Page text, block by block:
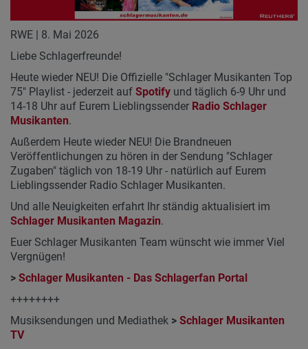
RWE | 8. Mai 2026
Liebe Schlagerfreunde!
Heute wieder NEU! Die Offizielle "Schlager Musikanten Top
75" Playlist - jederzeit auf Spotify und täglich 6-9 Uhr und
14-18 Uhr auf Eurem Lieblingssender Radio Schlager
Musikanten.
Außerdem Heute wieder NEU! Die Brandneuen
Veröffentlichungen zu hören in der Sendung "Schlager
Zugaben" täglich von 18-19 Uhr - natürlich auf Eurem
Lieblingssender Radio Schlager Musikanten.
Und alle Neuigkeiten erfahrt Ihr ständig aktualisiert im
Schlager Musikanten Magazin.
Euer Schlager Musikanten Team wünscht wie immer Viel
Vergnügen!
> Schlager Musikanten - Das Schlagerfan Portal
++++++++
Musiksendungen und Mediathek > Schlager Musikanten
TV